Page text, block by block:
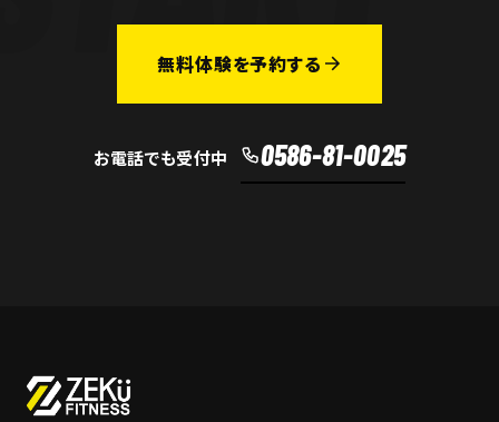
無料体験を予約する
お電話でも受付中 0586-81-0025